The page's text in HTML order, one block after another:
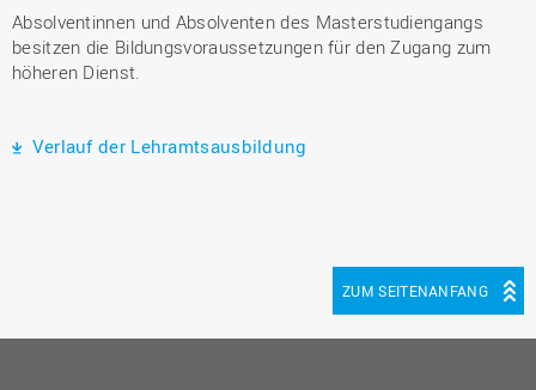
Absolventinnen und Absolventen des Masterstudiengangs
besitzen die Bildungsvoraussetzungen für den Zugang zum
höheren Dienst.
Verlauf der Lehramtsausbildung
ZUM SEITENANFANG